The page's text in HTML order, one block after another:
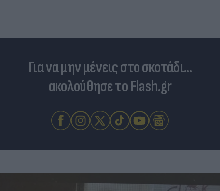
Για να μην μένεις στο σκοτάδι...
ακολούθησε το Flash.gr